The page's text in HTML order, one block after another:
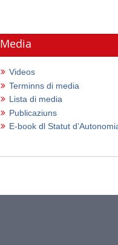
Media
Videos
Terminns di media
Lista di media
Publicaziuns
E-book dl Statut